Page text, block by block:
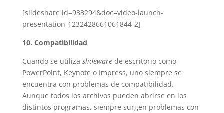
[slideshare id=933294&doc=video-launch-
presentation-1232428661061844-2]
10. Compatibilidad
Cuando se utiliza slidewarede escritorio como
PowerPoint, Keynote o Impress, uno siempre se
encuentra con problemas de compatibilidad.
Aunque todos los archivos pueden abrirse en los
distintos programas, siempre surgen problemas con